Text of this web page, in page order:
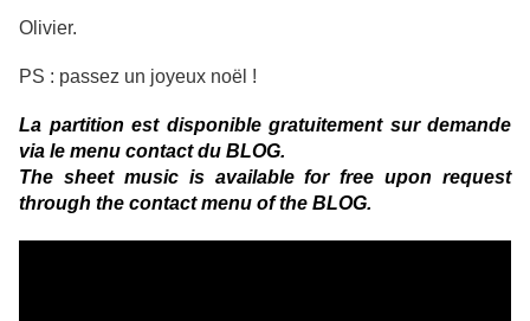
Olivier.
PS : passez un joyeux noël !
La partition est disponible gratuitement sur demande
via le menu contact du BLOG.
The sheet music is available for free upon request
through the contact menu of the BLOG.